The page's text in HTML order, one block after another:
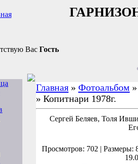
Вас Гость
Главная » Фотоальбом
» Копитнари 1978г.
Сергей Беляев, Толя
Просмотров: 702 | Размеры: